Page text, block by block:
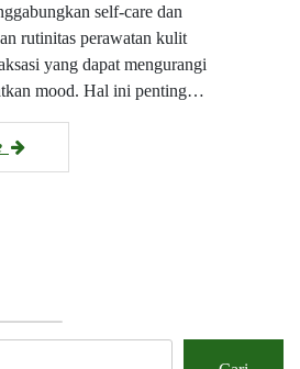
self-care dan
rutinitas perawatan kulit
yang dapat mengurangi
mood. Hal ini penting…